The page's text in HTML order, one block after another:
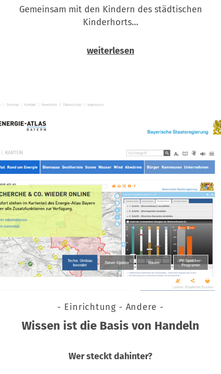
Gemeinsam mit den Kindern des städtischen
Kinderhorts…
weiterlesen
- Einrichtung - Andere -
Wissen ist die Basis von Handeln
Wer steckt dahinter?